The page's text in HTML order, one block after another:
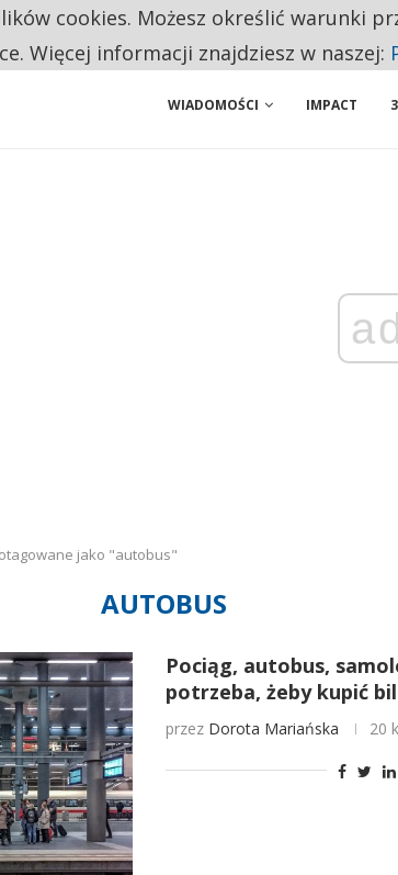
W EUROPEJSKI PRZEMYSŁ. NA LIŚCIE SĄ DWA
WIADOMOŚCI IMPACT
jako "autobus"
AUTOBUS
Pociąg, autobus,
potrzeba, żeby kupić
przez Dorota Mariańska 20
cookies. Możesz określić warunki
Więcej informacji znajdziesz w naszej: